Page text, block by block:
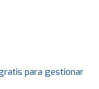
para gestionar